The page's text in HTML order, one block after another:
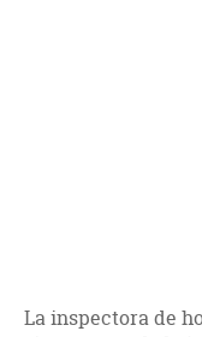
La inspectora de